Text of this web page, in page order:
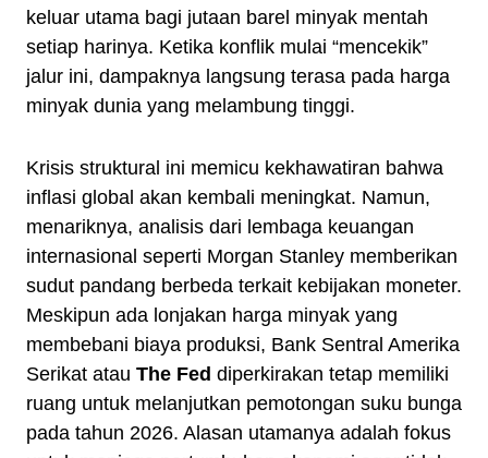
keluar utama bagi jutaan barel minyak mentah
setiap harinya. Ketika konflik mulai “mencekik”
jalur ini, dampaknya langsung terasa pada harga
minyak dunia yang melambung tinggi.
Krisis struktural ini memicu kekhawatiran bahwa
inflasi global akan kembali meningkat. Namun,
menariknya, analisis dari lembaga keuangan
internasional seperti Morgan Stanley memberikan
sudut pandang berbeda terkait kebijakan moneter.
Meskipun ada lonjakan harga minyak yang
membebani biaya produksi, Bank Sentral Amerika
Serikat atau The Fed diperkirakan tetap memiliki
ruang untuk melanjutkan pemotongan suku bunga
pada tahun 2026. Alasan utamanya adalah fokus